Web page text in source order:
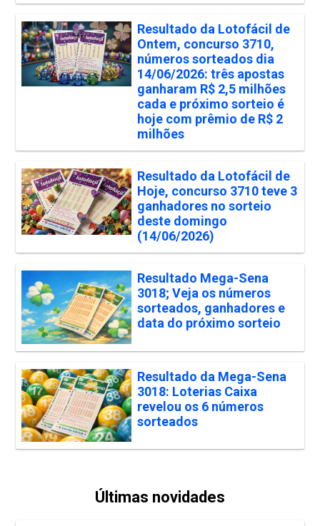
Resultado da Lotofácil de
Ontem, concurso 3710,
números sorteados dia
14/06/2026: três apostas
ganharam R$ 2,5 milhões
cada e próximo sorteio é
hoje com prêmio de R$ 2
milhões
Resultado da Lotofácil de
Hoje, concurso 3710 teve 3
ganhadores no sorteio
deste domingo
(14/06/2026)
Resultado Mega-Sena
3018; Veja os números
sorteados, ganhadores e
data do próximo sorteio
Resultado da Mega-Sena
3018: Loterias Caixa
revelou os 6 números
sorteados
Últimas novidades